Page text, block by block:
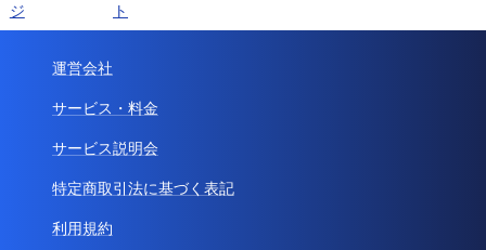
ジ
ト
運営会社
サービス・料金
サービス説明会
特定商取引法に基づく表記
利用規約